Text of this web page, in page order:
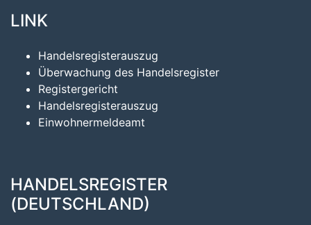
LINK
Handelsregisterauszug
Überwachung des Handelsregister
Registergericht
Handelsregisterauszug
Einwohnermeldeamt
HANDELSREGISTER
(DEUTSCHLAND)